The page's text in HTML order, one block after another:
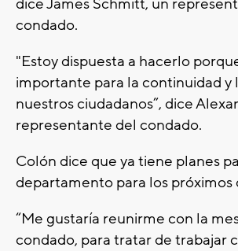
dice James Schmitt, un
condado.
"Estoy dispuesta a hacerlo
importante para la continuidad y
nuestros ciudadanos”, dice
representante del condado.
Colón dice que ya tiene planes
departamento para los próximos
“Me gustaría reunirme con la
condado, para tratar de trabajar